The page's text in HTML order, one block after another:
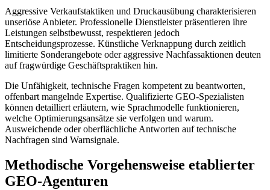
Aggressive Verkaufstaktiken und Druckausübung charakterisieren
unseriöse Anbieter. Professionelle Dienstleister präsentieren ihre
Leistungen selbstbewusst, respektieren jedoch
Entscheidungsprozesse. Künstliche Verknappung durch zeitlich
limitierte Sonderangebote oder aggressive Nachfassaktionen deuten
auf fragwürdige Geschäftspraktiken hin.
Die Unfähigkeit, technische Fragen kompetent zu beantworten,
offenbart mangelnde Expertise. Qualifizierte GEO-Spezialisten
können detailliert erläutern, wie Sprachmodelle funktionieren,
welche Optimierungsansätze sie verfolgen und warum.
Ausweichende oder oberflächliche Antworten auf technische
Nachfragen sind Warnsignale.
Methodische Vorgehensweise etablierter
GEO-Agenturen